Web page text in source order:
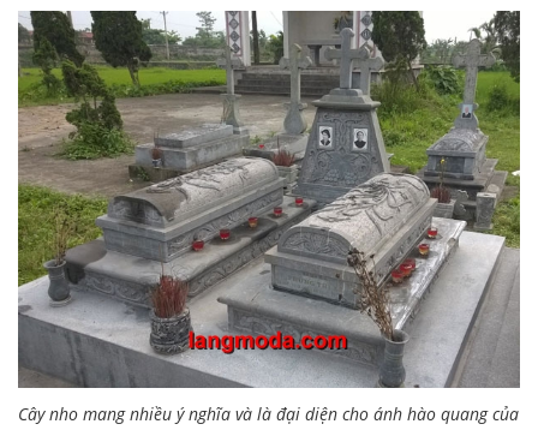
Cây nho mang nhiều ý nghĩa và là đại diện cho ánh hào quang của